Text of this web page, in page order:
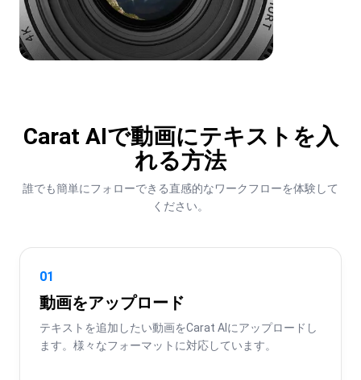
Carat AIで動画にテキストを入
れる方法
誰でも簡単にフォローできる直感的なワークフローを体験して
ください。
01
動画をアップロード
テキストを追加したい動画をCarat AIにアップロードし
ます。様々なフォーマットに対応しています。